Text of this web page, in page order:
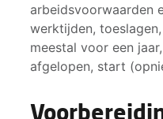
arbeidsvoorwaarden
werktijden,
meestal voor een
afgelopen, start